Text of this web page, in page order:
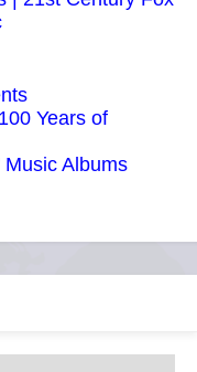
Years of
Albums